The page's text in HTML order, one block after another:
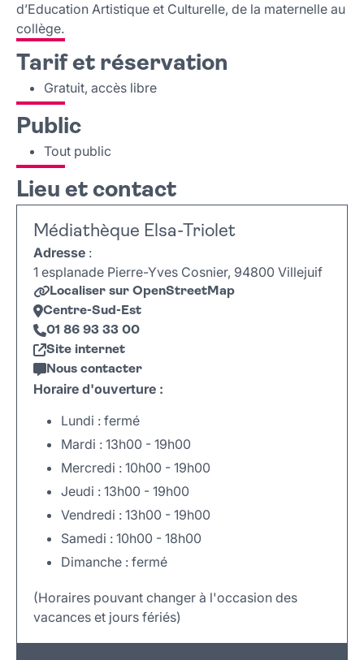
d’Education Artistique et Culturelle, de la maternelle au
collège.
Tarif et réservation
Gratuit, accès libre
Public
Tout public
Lieu et contact
Médiathèque Elsa-Triolet
Adresse :
1 esplanade Pierre-Yves Cosnier, 94800 Villejuif
Localiser sur OpenStreetMap
Centre-Sud-Est
01 86 93 33 00
Site internet
Nous contacter
Horaire d'ouverture :
Lundi : fermé
Mardi : 13h00 - 19h00
Mercredi : 10h00 - 19h00
Jeudi : 13h00 - 19h00
Vendredi : 13h00 - 19h00
Samedi : 10h00 - 18h00
Dimanche : fermé
(Horaires pouvant changer à l'occasion des
vacances et jours fériés)
+